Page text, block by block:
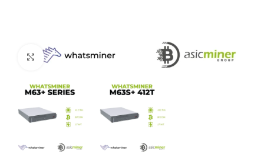
Click to enlarge